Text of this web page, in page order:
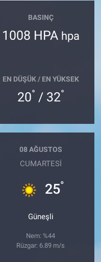
BASINÇ
1008 HPA hpa
EN DÜŞÜK / EN YÜKSEK
20° / 32°
08 AĞUSTOS
CUMARTESI
25°
Güneşli
Nem: %44
Rüzgar: 6.89 m/s